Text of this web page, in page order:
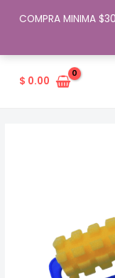
COMPRA MINIMA
$ 0.00